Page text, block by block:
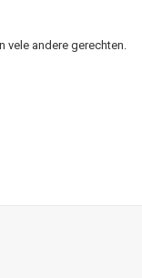
vele andere gerechten.